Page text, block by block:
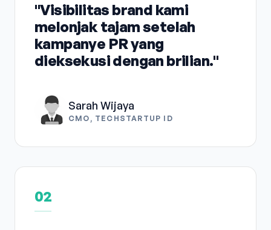
"Visibilitas brand kami
melonjak tajam setelah
kampanye PR yang
dieksekusi dengan brilian."
Sarah Wijaya
CMO, TECHSTARTUP ID
02